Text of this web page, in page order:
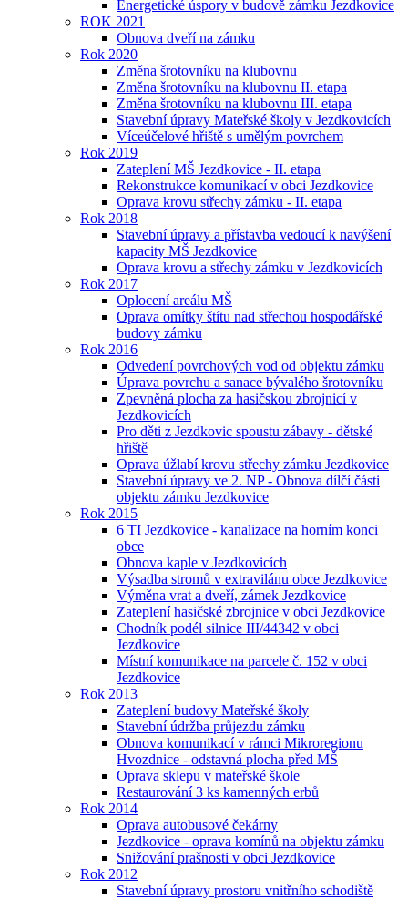
Energetické úspory v budově zámku Jezdkovice
ROK 2021
Obnova dveří na zámku
Rok 2020
Změna šrotovníku na klubovnu
Změna šrotovníku na klubovnu II. etapa
Změna šrotovníku na klubovnu III. etapa
Stavební úpravy Mateřské školy v Jezdkovicích
Víceúčelové hřiště s umělým povrchem
Rok 2019
Zateplení MŠ Jezdkovice - II. etapa
Rekonstrukce komunikací v obci Jezdkovice
Oprava krovu střechy zámku - II. etapa
Rok 2018
Stavební úpravy a přístavba vedoucí k navýšení
kapacity MŠ Jezdkovice
Oprava krovu a střechy zámku v Jezdkovicích
Rok 2017
Oplocení areálu MŠ
Oprava omítky štítu nad střechou hospodářské
budovy zámku
Rok 2016
Odvedení povrchových vod od objektu zámku
Úprava povrchu a sanace bývalého šrotovníku
Zpevněná plocha za hasičskou zbrojnicí v
Jezdkovicích
Pro děti z Jezdkovic spoustu zábavy - dětské
hřiště
Oprava úžlabí krovu střechy zámku Jezdkovice
Stavební úpravy ve 2. NP - Obnova dílčí části
objektu zámku Jezdkovice
Rok 2015
6 TI Jezdkovice - kanalizace na horním konci
obce
Obnova kaple v Jezdkovicích
Výsadba stromů v extravilánu obce Jezdkovice
Výměna vrat a dveří, zámek Jezdkovice
Zateplení hasičské zbrojnice v obci Jezdkovice
Chodník podél silnice III/44342 v obci
Jezdkovice
Místní komunikace na parcele č. 152 v obci
Jezdkovice
Rok 2013
Zateplení budovy Mateřské školy
Stavební údržba průjezdu zámku
Obnova komunikací v rámci Mikroregionu
Hvozdnice - odstavná plocha před MŠ
Oprava sklepu v mateřské škole
Restaurování 3 ks kamenných erbů
Rok 2014
Oprava autobusové čekárny
Jezdkovice - oprava komínů na objektu zámku
Snižování prašnosti v obci Jezdkovice
Rok 2012
Stavební úpravy prostoru vnitřního schodiště